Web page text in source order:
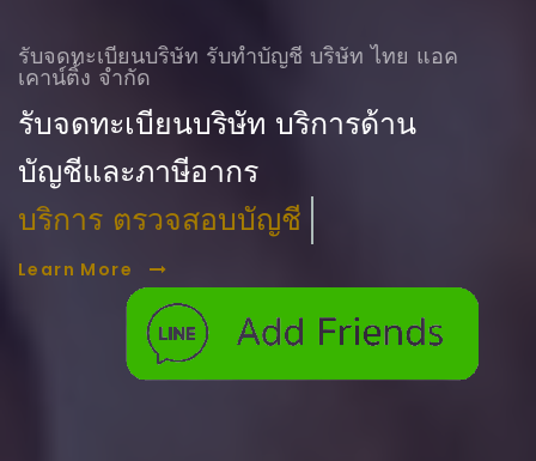
รับจดทะเบียนบริษัท รับทําบัญชี บริษัท ไทย แอค
เคาน์ติ้ง จำกัด
รับจดทะเบียนบริษัท บริการด้าน
บัญชีและภาษีอากร
ฟรี. จองชื่อบริษัท
Learn More